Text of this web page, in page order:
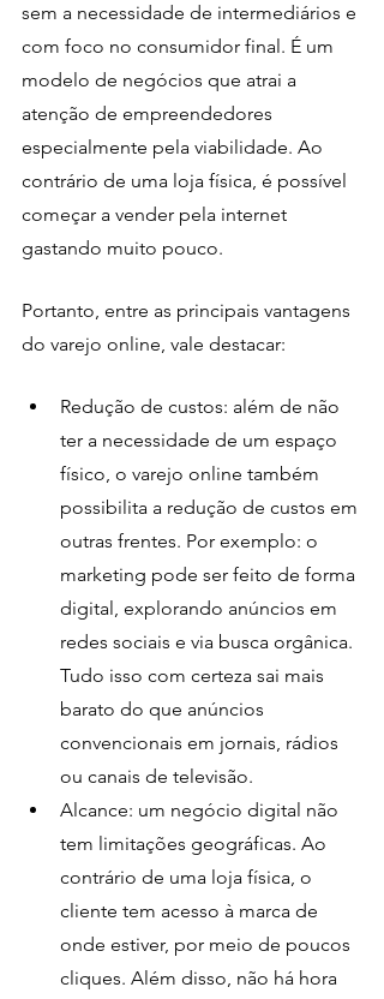
sem a necessidade de intermediários e
com foco no consumidor final. É um
modelo de negócios que atrai a
atenção de empreendedores
especialmente pela viabilidade. Ao
contrário de uma loja física, é possível
começar a vender pela internet
gastando muito pouco.
Portanto, entre as principais vantagens
do varejo online, vale destacar:
Redução de custos: além de não
ter a necessidade de um espaço
físico, o varejo online também
possibilita a redução de custos em
outras frentes. Por exemplo: o
marketing pode ser feito de forma
digital, explorando anúncios em
redes sociais e via busca orgânica.
Tudo isso com certeza sai mais
barato do que anúncios
convencionais em jornais, rádios
ou canais de televisão.
Alcance: um negócio digital não
tem limitações geográficas. Ao
contrário de uma loja física, o
cliente tem acesso à marca de
onde estiver, por meio de poucos
cliques. Além disso, não há hora